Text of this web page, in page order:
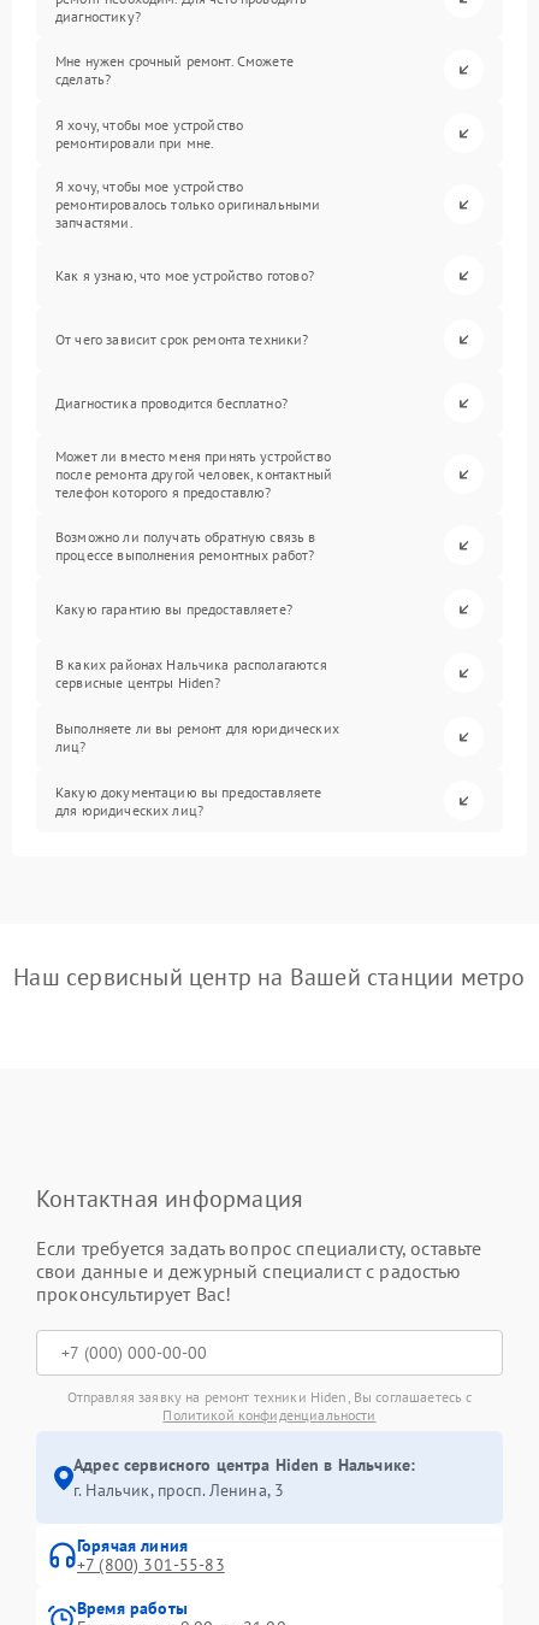
диагностику?
Мне нужен срочный ремонт. Сможете
сделать?
Я хочу, чтобы мое устройство
ремонтировали при мне.
Я хочу, чтобы мое устройство
ремонтировалось только оригинальными
запчастями.
Как я узнаю, что мое устройство готово?
От чего зависит срок ремонта техники?
Диагностика проводится бесплатно?
Может ли вместо меня принять устройство
после ремонта другой человек, контактный
телефон которого я предоставлю?
Возможно ли получать обратную связь в
процессе выполнения ремонтных работ?
Какую гарантию вы предоставляете?
В каких районах Нальчика располагаются
сервисные центры Hiden?
Выполняете ли вы ремонт для юридических
лиц?
Какую документацию вы предоставляете
для юридических лиц?
Наш сервисный центр на Вашей станции метро
Контактная информация
Если требуется задать вопрос специалисту, оставьте
свои данные и дежурный специалист с радостью
проконсультирует Вас!
Отправляя заявку на ремонт техники Hiden, Вы соглашаетесь с
Политикой конфиденциальности
Адрес сервисного центра Hiden в Нальчике:
г. Нальчик, просп. Ленина, 3
Горячая линия
+7 (800) 301-55-83
Время работы